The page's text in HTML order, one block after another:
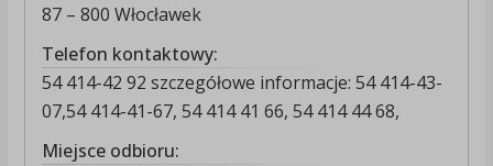
87 – 800 Włocławek
Telefon kontaktowy:
54 414-42 92 szczegółowe informacje: 54 414-43-
07,54 414-41-67, 54 414 41 66, 54 414 44 68,
Miejsce odbioru: